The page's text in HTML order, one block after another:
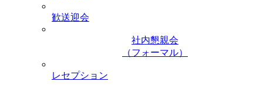
歓送迎会
社内懇親会
（フォーマル）
レセプション